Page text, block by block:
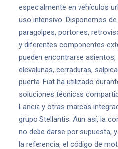
especialmente en vehículos
uso intensivo. Disponemos
paragolpes, portones,
y diferentes componentes
pueden encontrarse
elevalunas, cerraduras,
puerta. Fiat ha utilizado
soluciones técnicas
Lancia y otras marcas
grupo Stellantis. Aun así, la
no debe darse por supuesta,
la referencia, el código de